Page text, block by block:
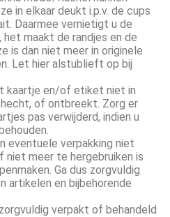
in elkaar deukt i.p.v. de cups
Daarmee vernietigt u de
het maakt de randjes en de
is dan niet meer in originele
Let hier alstublieft op bij
kaartje en/of etiket niet in
of ontbreekt. Zorg er
pas verwijderd, indien u
eventuele verpakking niet
niet meer te hergebruiken is
Ga dus zorgvuldig
artikelen en bijbehorende
verpakt of behandeld